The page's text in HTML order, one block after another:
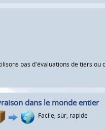
pas d'évaluations de tiers
dans le monde entier
Facile, sûr, rapide